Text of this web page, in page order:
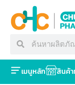
เมนูหลัก สินค้